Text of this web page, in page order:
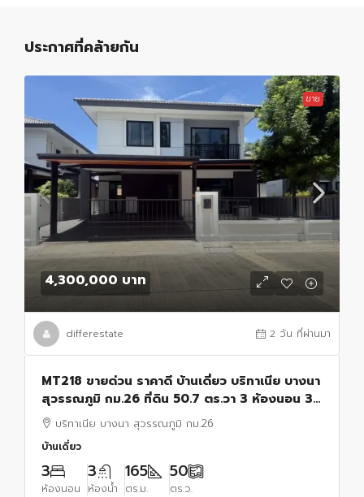
ประกาศที่คล้ายกัน
ขาย
4,300,000 บาท
differestate 2 วัน ที่ผ่านมา
MT218 ขายด่วน ราคาดี บ้านเดี่ยว บริทาเนีย บางนา
สุวรรณภูมิ กม.26 ที่ดิน 50.7 ตร.วา 3 ห้องนอน 3
ห้องน้ำ จอดรถ 2 คัน Tel.085-346-3838
บริทาเนีย บางนา สุวรรณภูมิ กม.26
บ้านเดี่ยว
3
ห้องนอน
3
ห้องน้ำ
165
ตร.ม.
50
ตร.ว.